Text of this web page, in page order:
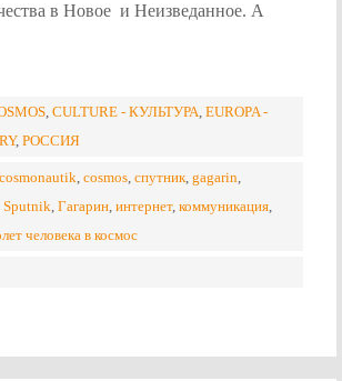
в Новое и Неизведанное. А
, CULTURE - КУЛЬТУРА, EUROPA -
, РОССИЯ
cosmonautik, cosmos, cпутник, gagarin,
Sputnik, Гагарин, интернет, коммуникация,
человека в космос